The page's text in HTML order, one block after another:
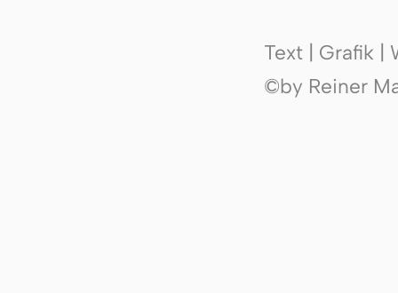
Text | Grafik |
©by Reiner